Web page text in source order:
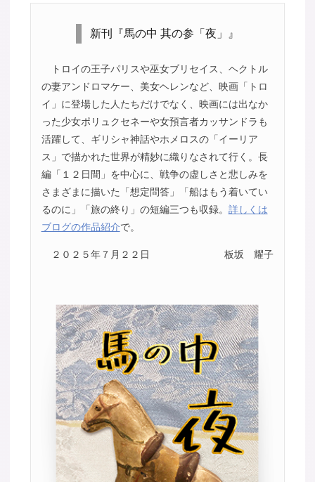
新刊『馬の中 其の参「夜」』
トロイの王子パリスや巫女ブリセイス、ヘクトル
の妻アンドロマケー、美女ヘレンなど、映画「トロ
イ」に登場した人たちだけでなく、映画には出なか
った少女ポリュクセネーや女預言者カッサンドラも
活躍して、ギリシャ神話やホメロスの「イーリア
ス」で描かれた世界が精妙に織りなされて行く。長
編「１２日間」を中心に、戦争の虚しさと悲しみを
さまざまに描いた「想定問答」「船はもう着いてい
るのに」「旅の終り」の短編三つも収録。 詳しくは
ブログの作品紹介で。
２０２５年７月２２日 板坂 耀子